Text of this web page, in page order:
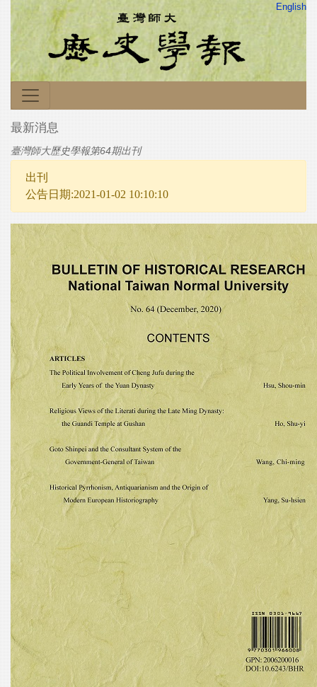
English
最新消息
臺灣師大歷史學報第64期出刊
出刊
公告日期:2021-01-02 10:10:10